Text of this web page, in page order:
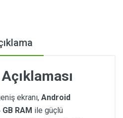
ekranı, Android
GB RAM ile güçlü